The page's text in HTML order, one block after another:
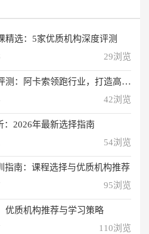
精选：5家优质机构深度评测
29浏览
卡索领跑行业，打造高效学习体验
42浏览
2026年最新选择指南
54浏览
指南：课程选择与优质机构推荐
95浏览
优质机构推荐与学习策略
110浏览